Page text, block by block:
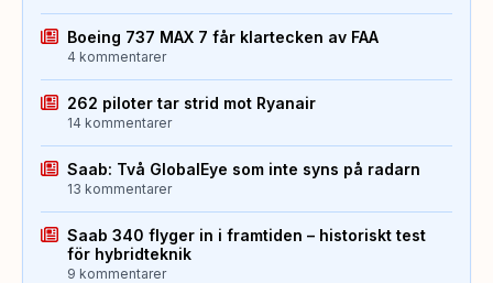
Boeing 737 MAX 7 får klartecken av FAA
4 kommentarer
262 piloter tar strid mot Ryanair
14 kommentarer
Saab: Två GlobalEye som inte syns på radarn
13 kommentarer
Saab 340 flyger in i framtiden – historiskt test
för hybridteknik
9 kommentarer